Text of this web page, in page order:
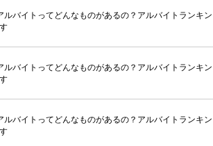
ルバイトってどんなものがあるの？アルバイトランキン
ルバイトってどんなものがあるの？アルバイトランキン
ルバイトってどんなものがあるの？アルバイトランキン